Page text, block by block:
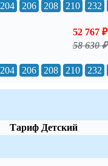
204 206 208 210 232
52 767 ₽
58 630 ₽
204 206 208 210 232
Тариф Детский